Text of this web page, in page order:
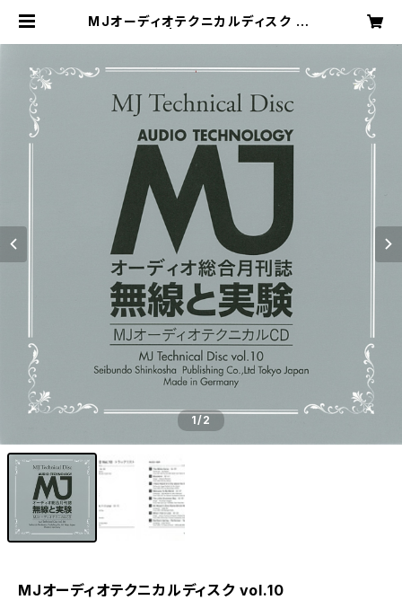
MJオーディオテクニカルディスク vo
1/2
MJオーディオテクニカルディスク vol.10